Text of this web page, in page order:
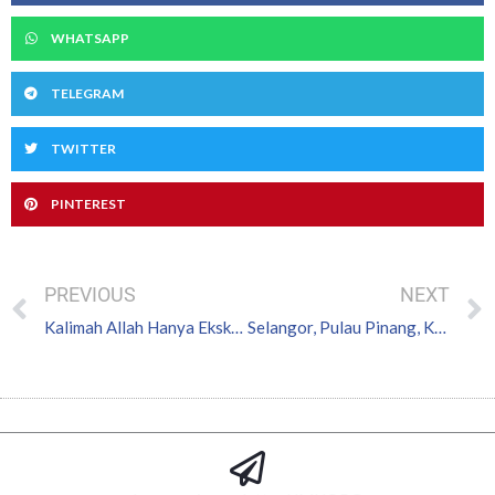
WHATSAPP
TELEGRAM
TWITTER
PINTEREST
Prev
PREVIOUS
Kalimah Allah Hanya Eksklusif Untuk Umat Islam – Majlis Ulama UMNO
NEXT
Selangor, Pulau Pinang, Kelantan, Kedah dan Terengganu Bakal Bubar Dun